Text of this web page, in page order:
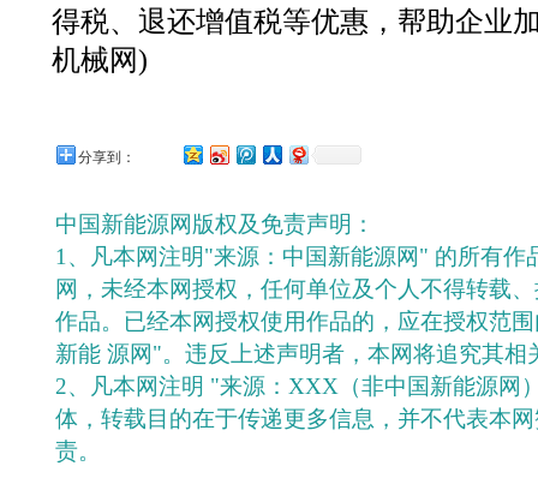
得税、退还增值税等优惠，帮助企业
机械网)
分享到：
中国新能源网版权及免责声明：
1、凡本网注明"来源：中国新能源网" 的所有作
网，未经本网授权，任何单位及个人不得转载
作品。已经本网授权使用作品的，应在授权范
新能 源网"。违反上述声明者，本网将追究其相
2、凡本网注明 "来源：XXX（非中国新能源网
体，转载目的在于传递更多信息，并不代表本
责。